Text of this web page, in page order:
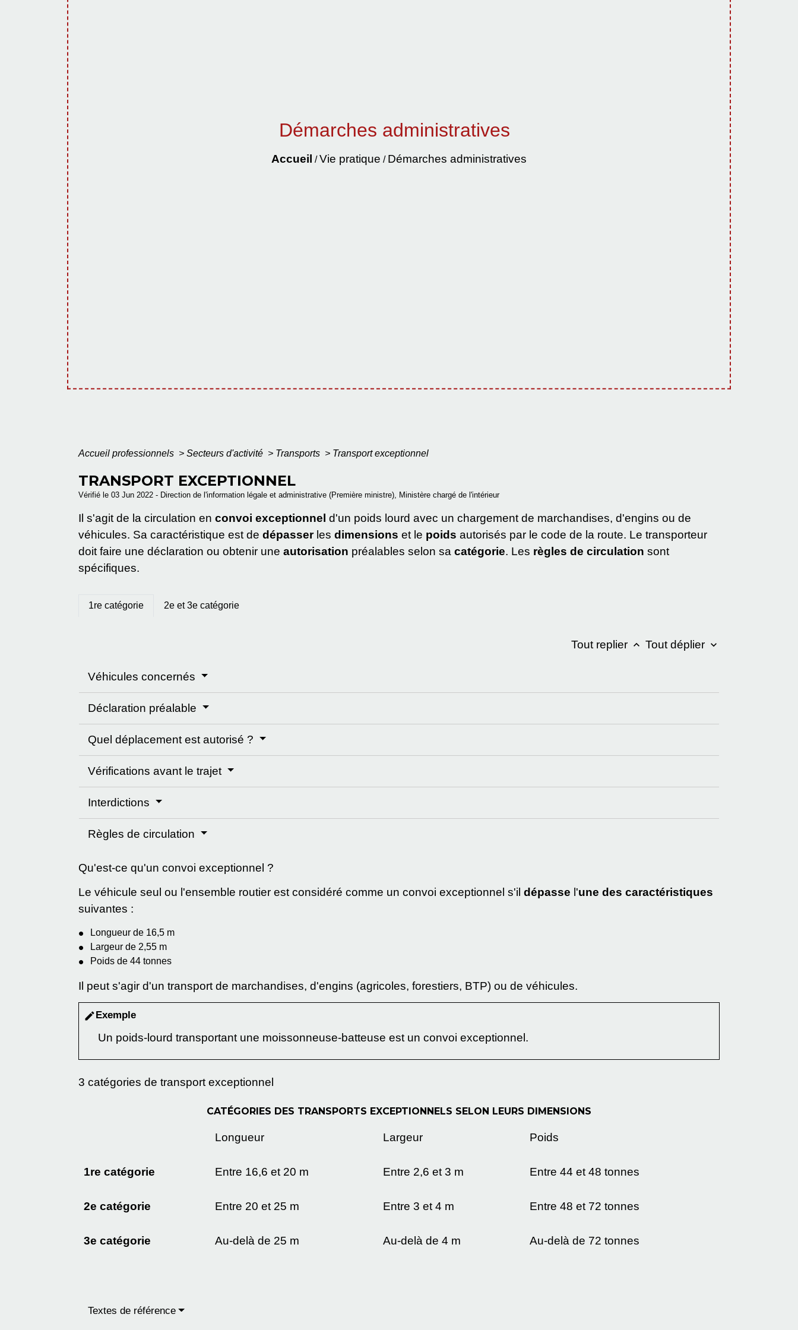
Démarches administratives
Accueil /Vie pratique / Démarches administratives
Accueil professionnels > Secteurs d'activité > Transports > Transport exceptionnel
TRANSPORT EXCEPTIONNEL
Vérifié le 03 Jun 2022 - Direction de l'information légale et administrative (Première ministre), Ministère chargé de l'intérieur
Il s'agit de la circulation en convoi exceptionnel d'un poids lourd avec un chargement de marchandises, d'engins ou de
véhicules. Sa caractéristique est de dépasserles dimensions et le poids autorisés par le code de la route. Le transporteur
doit faire une déclaration ou obtenir une autorisation préalables selon sa catégorie. Les règles de circulation sont
spécifiques.
1re catégorie 2e et 3e catégorie
Tout replier keyboard_arrow_up Tout déplier keyboard_arrow_down
Véhicules concernés
Déclaration préalable
Quel déplacement est autorisé ?
Vérifications avant le trajet
Interdictions
Règles de circulation
Qu'est-ce qu'un convoi exceptionnel ?
Le véhicule seul ou l'ensemble routier est considéré comme un convoi exceptionnel s'il dépasse l'une des caractéristiques
suivantes :
Longueur de 16,5 m
Largeur de 2,55 m
Poids de 44 tonnes
Il peut s'agir d'un transport de marchandises, d'engins (agricoles, forestiers, BTP) ou de véhicules.
edit Exemple
Un poids-lourd transportant une moissonneuse-batteuse est un convoi exceptionnel.
3 catégories de transport exceptionnel
CATÉGORIES DES TRANSPORTS EXCEPTIONNELS SELON LEURS DIMENSIONS
Longueur Largeur Poids
1re catégorie Entre 16,6 et 20 m Entre 2,6 et 3 m Entre 44 et 48 tonnes
2e catégorie Entre 20 et 25 m Entre 3 et 4 m Entre 48 et 72 tonnes
3e catégorie Au-delà de 25 m Au-delà de 4 m Au-delà de 72 tonnes
Textes de référence